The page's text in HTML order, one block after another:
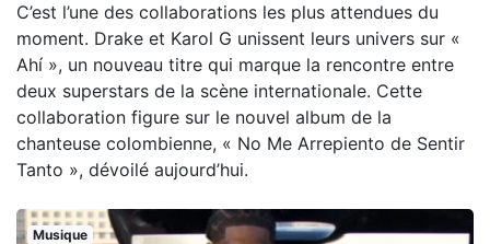
C’est l’une des collaborations les plus attendues du
moment. Drake et Karol G unissent leurs univers sur «
Ahí », un nouveau titre qui marque la rencontre entre
deux superstars de la scène internationale. Cette
collaboration figure sur le nouvel album de la
chanteuse colombienne, « No Me Arrepiento de Sentir
Tanto », dévoilé aujourd’hui.
Musique